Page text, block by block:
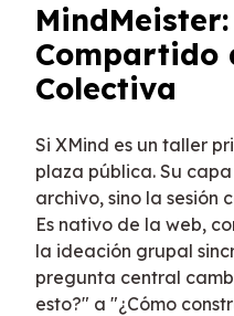
Compartido
Colectiva
Si XMind es un taller
plaza pública. Su
archivo, sino la sesión
Es nativo de la web,
la ideación grupal
pregunta central
esto?" a "¿Cómo